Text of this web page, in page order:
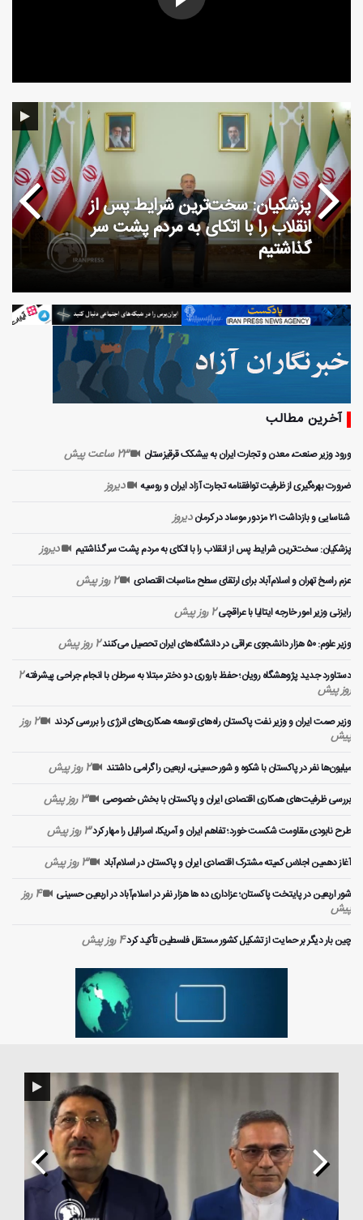
عزم راسخ تهران و اسلام‌آباد برای ارتقای
سطح مناسبات اقتصادی
آخرین مطالب
ورود وزیر صنعت، معدن و تجارت ایران به بیشکک قرقیزستان 23 ساعت پیش
ضرورت بهره‌گیری از ظرفیت توافقنامه تجارت آزاد ایران و روسیه دیروز
️ شناسایی و بازداشت ۲۱ مزدور موساد در کرمان دیروز
پزشکیان: سخت‌ترین شرایط پس از انقلاب را با اتکای به مردم پشت سر گذاشتیم دیروز
عزم راسخ تهران و اسلام‌آباد برای ارتقای سطح مناسبات اقتصادی 2 روز پیش
رایزنی وزیر امور خارجه ایتالیا با عراقچی2 روز پیش
وزیر علوم: ۵۰ هزار دانشجوی عراقی در دانشگاه‌های ایران تحصیل می‌کنند 2 روز پیش
دستاورد جدید پژوهشگاه رویان؛ حفظ باروری دو دختر مبتلا به سرطان با انجام جراحی پیشرفته2
روز پیش
وزیر صمت ایران و وزیر نفت پاکستان راه‌های توسعه همکاری‌های انرژی را بررسی کردند
2 روز
پیش
میلیون‌ها نفر در پاکستان با شکوه و شور حسینی، اربعین را گرامی داشتند 2 روز پیش
بررسی ظرفیت‌های همکاری اقتصادی ایران و پاکستان با بخش خصوصی 3 روز پیش
طرح نابودی مقاومت شکست خورد؛ تفاهم ایران و آمریکا، اسرائیل را مهار کرد3 روز پیش
آغاز دهمین اجلاس کمیته مشترک اقتصادی ایران و پاکستان در اسلام‌آباد 3 روز پیش
شور اربعین در پایتخت پاکستان؛ عزاداری ده ها هزار نفر در اسلام‌آباد در اربعین حسینی
4 روز
پیش
چین بار دیگر بر حمایت از تشکیل کشور مستقل فلسطین تأکید کرد4 روز پیش